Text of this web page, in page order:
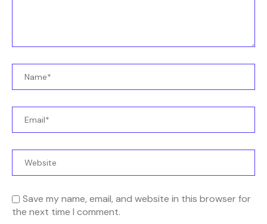
Save my name, email, and website in this browser for
the next time I comment.